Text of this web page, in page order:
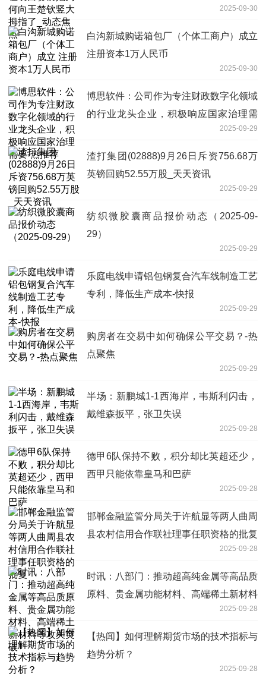
2025-09-30
白沟新城购诺箱包厂（个体工商户）成立
注册资本1万人民币
2025-09-30
博思软件：公司作为专注财政数字化领域
的行业龙头企业，积极响应国家治理需
2025-09-29
渣打集团(02888)9月26日斥资756.68万
英镑回购52.55万股_天天资讯
2025-09-29
纺织微胶囊商品报价动态（2025-09-
29）
2025-09-29
乐庭电线申请铝包钢复合汽车线制造工艺
专利，降低生产成本-快报
2025-09-29
购房者在交易中如何确保公平交易？-热
点聚焦
2025-09-29
半场：新鹏城1-1西海岸，韦斯利闪击，
戴维森扳平，张卫失误
2025-09-28
德甲6队保持不败，积分却比英超还少，
西甲只能依靠皇马和巴萨
2025-09-28
邯郸金融监管分局关于许航显等两人曲周
县农村信用合作联社理事任职资格的批复
2025-09-28
时讯：八部门：推动超高纯金属等高品质
原料、贵金属功能材料、高端稀土新材料
2025-09-28
【热闻】如何理解期货市场的技术指标与
趋势分析？
2025-09-28